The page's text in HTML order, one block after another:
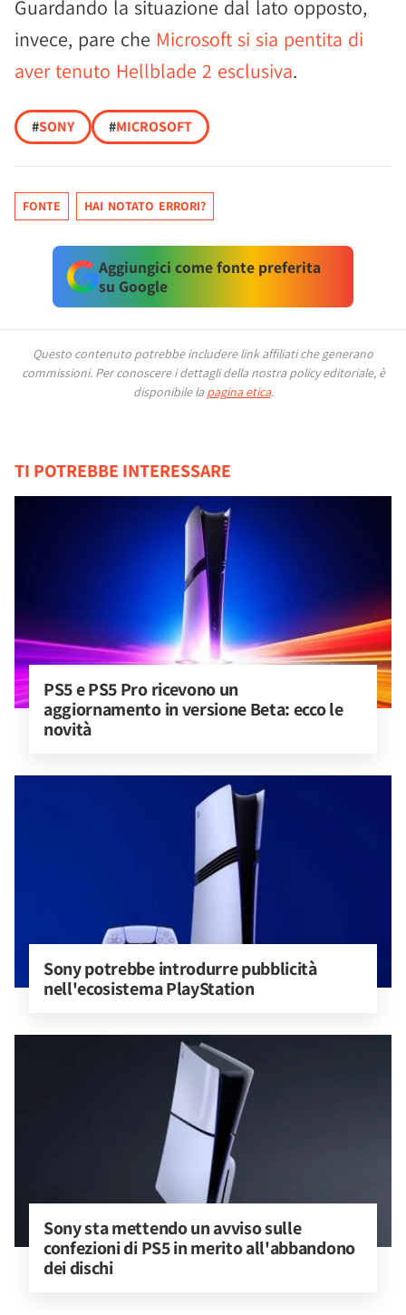
Guardando la situazione dal lato opposto,
invece, pare che Microsoft si sia pentita di
aver tenuto Hellblade 2 esclusiva.
#SONY #MICROSOFT
FONTE HAI NOTATO ERRORI?
Aggiungici come fonte preferita
su Google
Questo contenuto potrebbe includere link affiliati che generano
commissioni. Per conoscere i dettagli della nostra policy editoriale, è
disponibile la pagina etica.
TI POTREBBE INTERESSARE
PS5 e PS5 Pro ricevono un
aggiornamento in versione Beta: ecco le
novità
Sony potrebbe introdurre pubblicità
nell'ecosistema PlayStation
Sony sta mettendo un avviso sulle
confezioni di PS5 in merito all'abbandono
dei dischi